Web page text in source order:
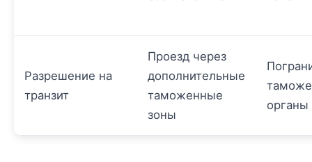
Разрешение на
транзит
Проезд через
дополнительные
таможенные
зоны
органы